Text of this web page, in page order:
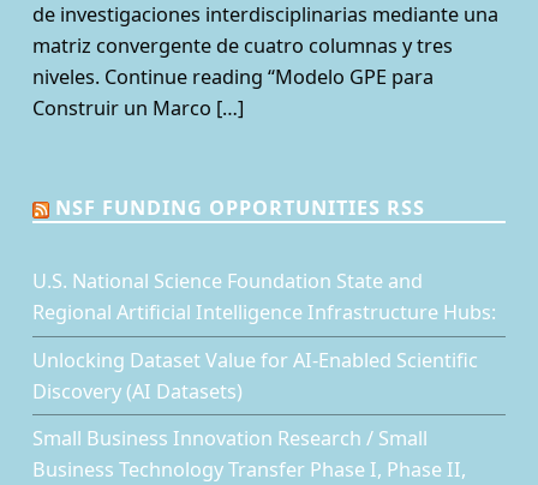
de investigaciones interdisciplinarias mediante una
matriz convergente de cuatro columnas y tres
niveles. Continue reading “Modelo GPE para
Construir un Marco […]
NSF FUNDING OPPORTUNITIES RSS
U.S. National Science Foundation State and
Regional Artificial Intelligence Infrastructure Hubs:
Unlocking Dataset Value for AI-Enabled Scientific
Discovery (AI Datasets)
Small Business Innovation Research / Small
Business Technology Transfer Phase I, Phase II,